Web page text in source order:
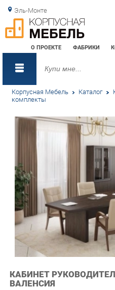
Эль-Монте
О ПРОЕКТЕ ФАБРИКИ
Корпусная Мебель Каталог
комплекты
КАБИНЕТ
ВАЛЕНСИЯ
Материалпластик HPL, ЛДСтП